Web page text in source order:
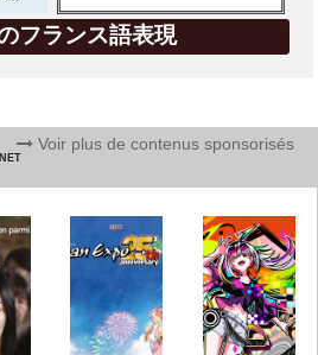
フランス語表現
Voir plus de contenus sponsorisés